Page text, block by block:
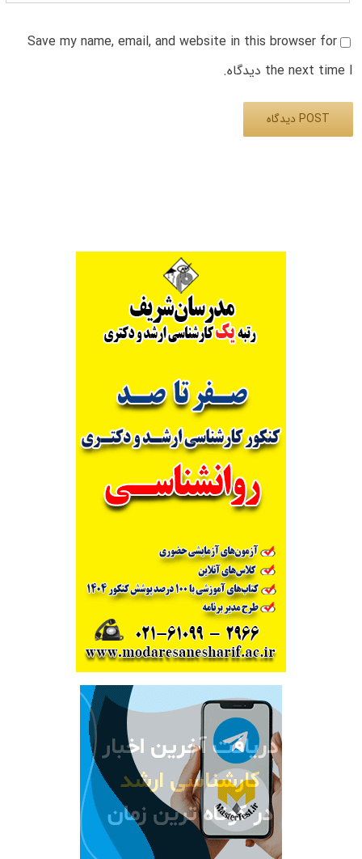
Save my name, email, and website in this browser for
the next time I دیدگاه.